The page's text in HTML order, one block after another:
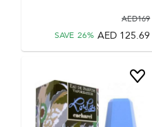
169
AED
125.69
AED
SAVE 26%